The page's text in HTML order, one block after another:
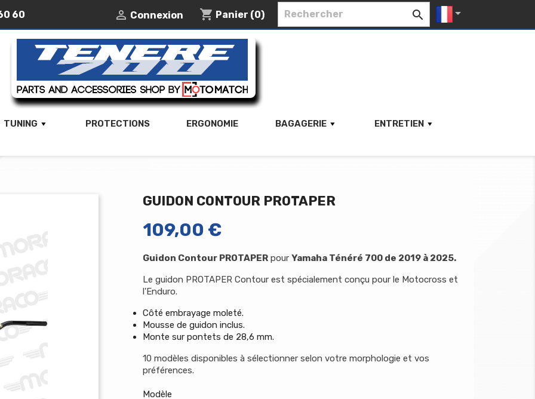
60  Connexion shopping_cart Panier (0)  
TUNING PROTECTIONS ERGONOMIE BAGAGERIE ENTRETIEN
GUIDON CONTOUR PROTAPER
109,00 €
Guidon Contour PROTAPER pour Yamaha Ténéré 700 de 2019 à 2025.
Le guidon PROTAPER Contour est spécialement conçu pour le Motocross et
l'Enduro.
Côté embrayage moleté.
Mousse de guidon inclus.
Monte sur pontets de 28,6 mm.
10 modèles disponibles à sélectionner selon votre morphologie et vos
préférences.
Modèle